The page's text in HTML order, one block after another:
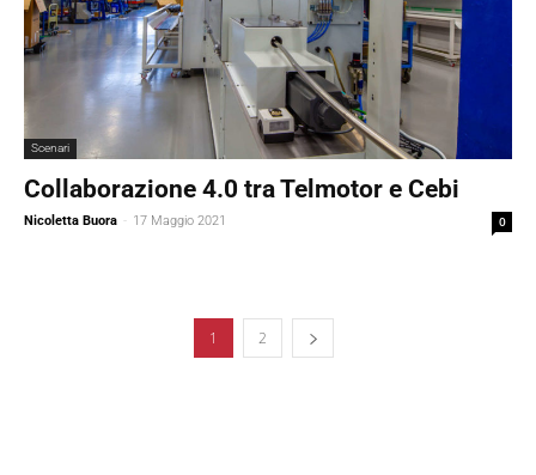
Scenari
Collaborazione 4.0 tra Telmotor e Cebi
Nicoletta Buora - 17 Maggio 2021 0
1 2